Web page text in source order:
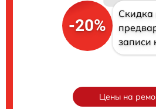
-20%
Скидка
записи
Цены на